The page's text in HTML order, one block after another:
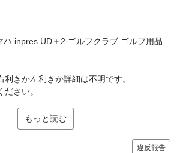
ハ inpres UD＋2 ゴルフクラブ ゴルフ用品
きか左利きか詳細は不明です。
さい。...
もっと読む
違反報告